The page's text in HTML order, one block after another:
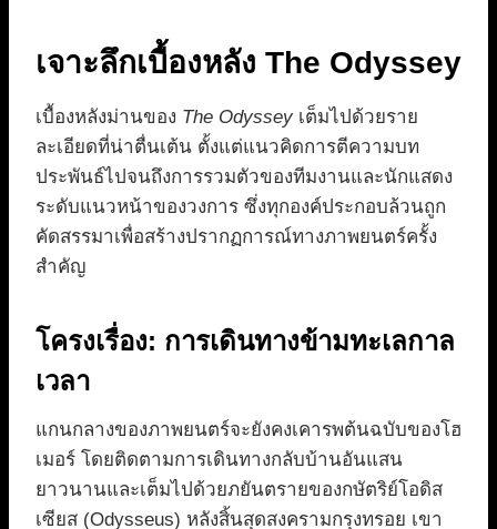
เจาะลึกเบื้องหลัง The Odyssey
เบื้องหลังม่านของ The Odyssey เต็มไปด้วยราย
ละเอียดที่น่าตื่นเต้น ตั้งแต่แนวคิดการตีความบท
ประพันธ์ไปจนถึงการรวมตัวของทีมงานและนักแสดง
ระดับแนวหน้าของวงการ ซึ่งทุกองค์ประกอบล้วนถูก
คัดสรรมาเพื่อสร้างปรากฏการณ์ทางภาพยนตร์ครั้ง
สำคัญ
โครงเรื่อง: การเดินทางข้ามทะเลกาล
เวลา
แกนกลางของภาพยนตร์จะยังคงเคารพต้นฉบับของโฮ
เมอร์ โดยติดตามการเดินทางกลับบ้านอันแสน
ยาวนานและเต็มไปด้วยภยันตรายของกษัตริย์โอดิส
เซียส (Odysseus) หลังสิ้นสุดสงครามกรุงทรอย เขา